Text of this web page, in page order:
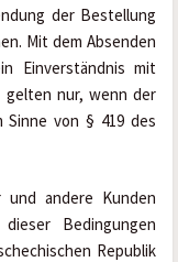
der Bestellung
Mit dem Absenden
Einverständnis mit
gelten nur, wenn der
Sinne von § 419 des
andere Kunden
Bedingungen
Republik